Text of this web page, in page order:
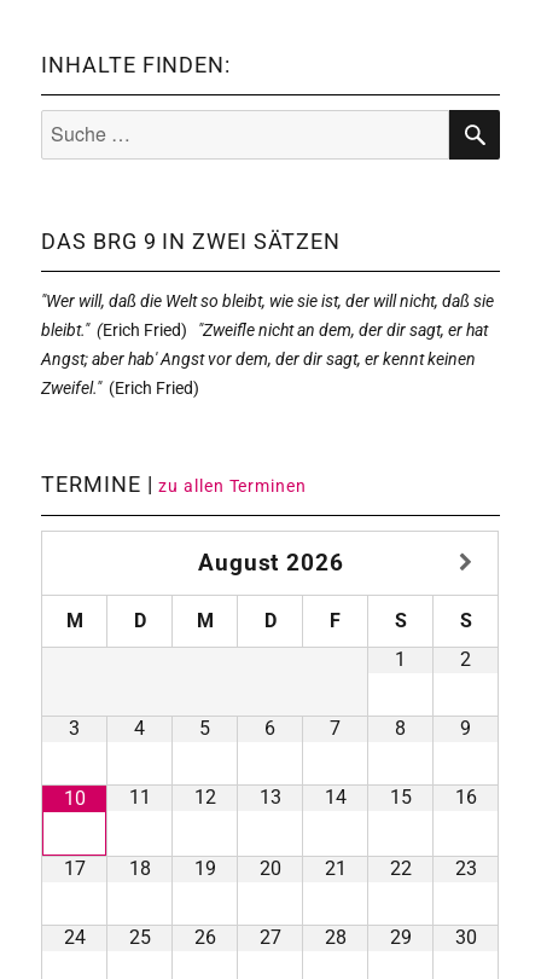
INHALTE FINDEN:
Suche
nach:
SUCHE
DAS BRG 9 IN ZWEI SÄTZEN
"Wer will, daß die Welt so bleibt, wie sie ist, der will nicht, daß sie
bleibt." (Erich Fried)
"Zweifle nicht an dem, der dir sagt, er hat
Angst; aber hab' Angst vor dem, der dir sagt, er kennt keinen
Zweifel."(Erich Fried)
TERMINE |zu allen Terminen
August 2026
M D M D F S
S
1
2
3 4 5 6 7 8 9
10 11 12 13 14 15 16
17 18 19 20 21 22 23
24 25 26 27 28 29 30